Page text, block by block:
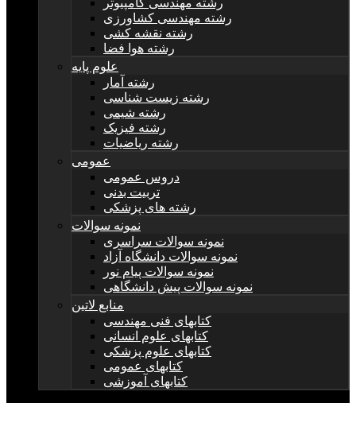
رشته مهندسی کامپیوتر
رشته مهندسی کشاورزی
رشته نقشه کشی
رشته هوا فضا
علوم پایه
رشته آمار
رشته زیست شناسی
رشته شیمی
رشته فیزیک
رشته ریاضیات
عمومی
دروس عمومی
تربیت بدنی
رشته های پزشکی
نمونه سوالات
نمونه سوالات سراسری
نمونه سوالات دانشگاه آزاد
نمونه سوالات پیام نور
نمونه سوالات پیش دانشگاهی
منابع لاتین
کتابهای فنی مهندسی
کتابهای علوم انسانی
کتابهای علوم پزشکی
کتابهای عمومی
کتابهای آموزشی